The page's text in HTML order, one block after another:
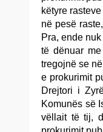
këtyre
në pesë
Pra, ende
të dënuar
tregojnë se
e prokurimit
Drejtori i
Komunës së
vëllait të tij,